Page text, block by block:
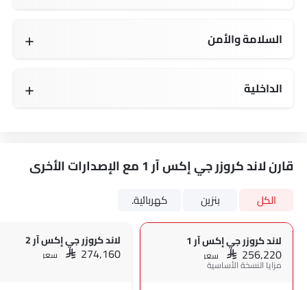
السلامة والأمن
الداخلية
قارن لاند كروزر جي إكس آر 1 مع الإصدارات الأخرى
الكل بنزين كهربائية.
لاند كروزر جي إكس آر 1
SAR 256,220 سعر
مزايا النسخة الأساسية
لاند كروزر جي إكس آر 2
SAR 274,160 سعر